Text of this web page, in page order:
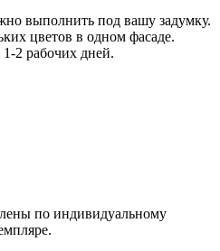
выполнить под вашу задумку.
цветов в одном фасаде.
1-2 рабочих дней.
по индивидуальному